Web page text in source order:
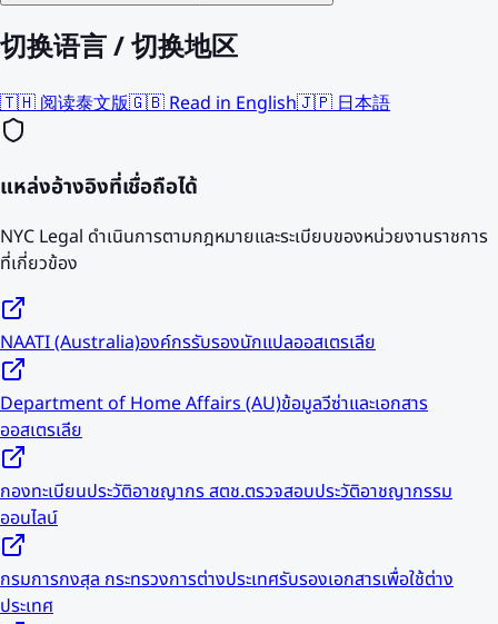
切换语言 / 切换地区
🇹🇭 阅读泰文版🇬🇧 Read in English🇯🇵 日本語
แหล่งอ้างอิงที่เชื่อถือได้
NYC Legal ดำเนินการตามกฎหมายและระเบียบของหน่วยงานราชการ
ที่เกี่ยวข้อง
NAATI (Australia)องค์กรรับรองนักแปลออสเตรเลีย
Department of Home Affairs (AU)ข้อมูลวีซ่าและเอกสาร
ออสเตรเลีย
กองทะเบียนประวัติอาชญากร สตช.ตรวจสอบประวัติอาชญากรรม
ออนไลน์
กรมการกงสุล กระทรวงการต่างประเทศรับรองเอกสารเพื่อใช้ต่าง
ประเทศ